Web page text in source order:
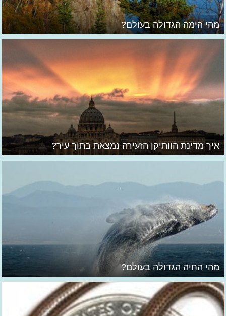
מהי הימה הגדולה בעולם?
איך מדינת הוותיקן הזעירה נמצאת בתוך עיר?
מהי החיה הגדולה בעולם?